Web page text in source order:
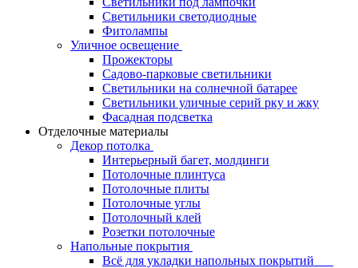
Светильники светодиодные
Фитолампы
Уличное освещение
Прожекторы
Садово-парковые светильники
Светильники на солнечной батарее
Светильники уличные серий рку и жку
Фасадная подсветка
Отделочные материалы
Декор потолка
Интерьерный багет, молдинги
Потолочные плинтуса
Потолочные плиты
Потолочные углы
Потолочный клей
Розетки потолочные
Напольные покрытия
Всё для укладки напольных покрытий